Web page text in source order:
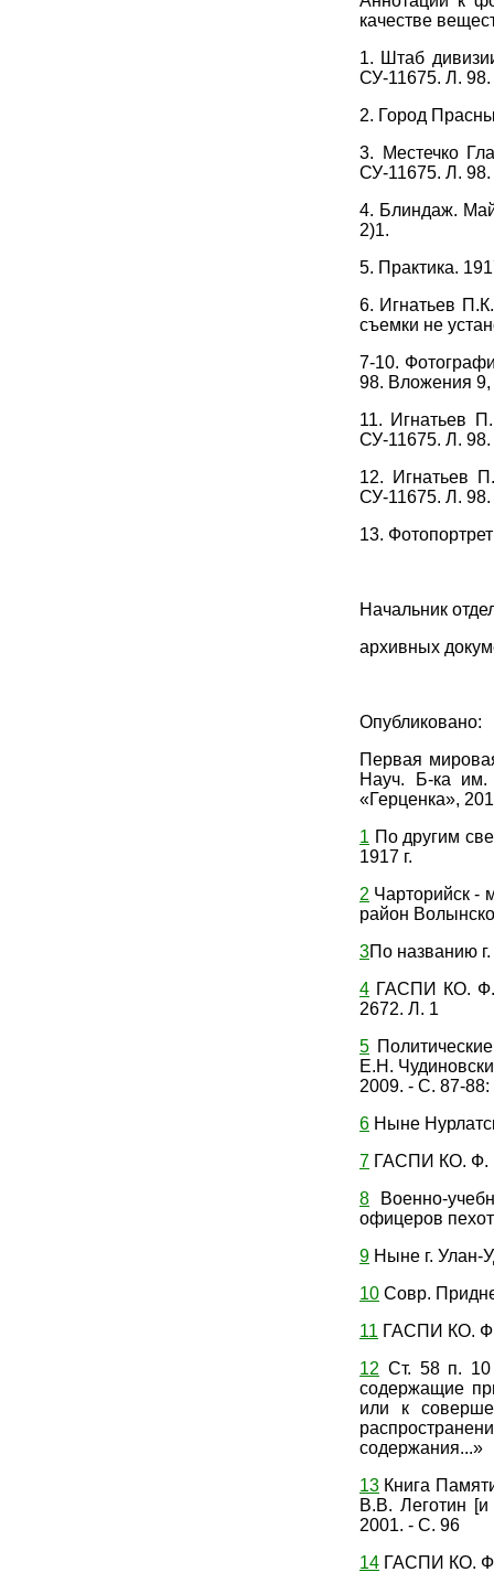
качестве
1. Штаб
СУ-11675. Л.
2. Город
3. Местечко
СУ-11675. Л.
4. Блиндаж.
2)1.
5. Практика.
6. Игнатьев
съемки не
7-10.
98. Вложения
11. Игнатьев
СУ-11675. Л.
12. Игнатьев
СУ-11675. Л.
13.
Начальник
архивных
Опубликовано:
Первая
Науч. Б-ка им.
«Герценка»,
1 По другим
1917 г.
2 Чарторийск -
район
3По названию
4 ГАСПИ КО. Ф.
2672. Л. 1
5
Е.Н.
2009. - С. 87-88:
6 Ныне
7 ГАСПИ КО. Ф.
8 Военно-
офицеров
9 Ныне г. Улан-
10 Совр.
11 ГАСПИ КО. Ф.
12 Ст. 58 п. 10
содержащие
или к
содержания...»
13 Книга
В.В. Леготин
2001. - С. 96
14 ГАСПИ КО.